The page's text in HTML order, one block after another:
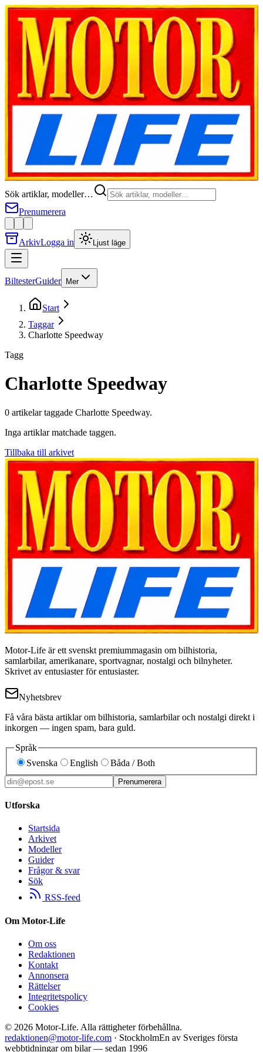
Sök artiklar, modeller…
Prenumerera
ArkivLogga in Ljust läge
BiltesterGuider Mer
Start
Taggar
Charlotte Speedway
Tagg
Charlotte Speedway
0 artikelartaggade Charlotte Speedway.
Inga artiklar matchade taggen.
Tillbaka till arkivet
Motor-Life är ett svenskt premiummagasin om bilhistoria,
samlarbilar, amerikanare, sportvagnar, nostalgi och bilnyheter.
Skrivet av entusiaster för entusiaster.
Nyhetsbrev
Få våra bästa artiklar om bilhistoria, samlarbilar och nostalgi direkt i
inkorgen — ingen spam, bara guld.
Språk
Svenska
English Båda / Both
Prenumerera
Utforska
Startsida
Arkivet
Modeller
Guider
Frågor & svar
Sök
RSS-feed
Om Motor-Life
Om oss
Redaktionen
Kontakt
Annonsera
Rättelser
Integritetspolicy
Cookies
© 2026 Motor-Life. Alla rättigheter förbehållna.
redaktionen@motor-life.com · StockholmEn av Sveriges första
webbtidningar om bilar — sedan 1996